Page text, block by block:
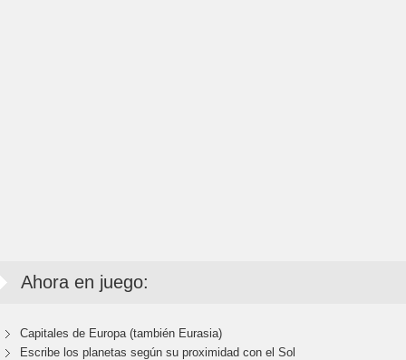
Ahora en juego:
Capitales de Europa (también Eurasia)
Escribe los planetas según su proximidad con el Sol